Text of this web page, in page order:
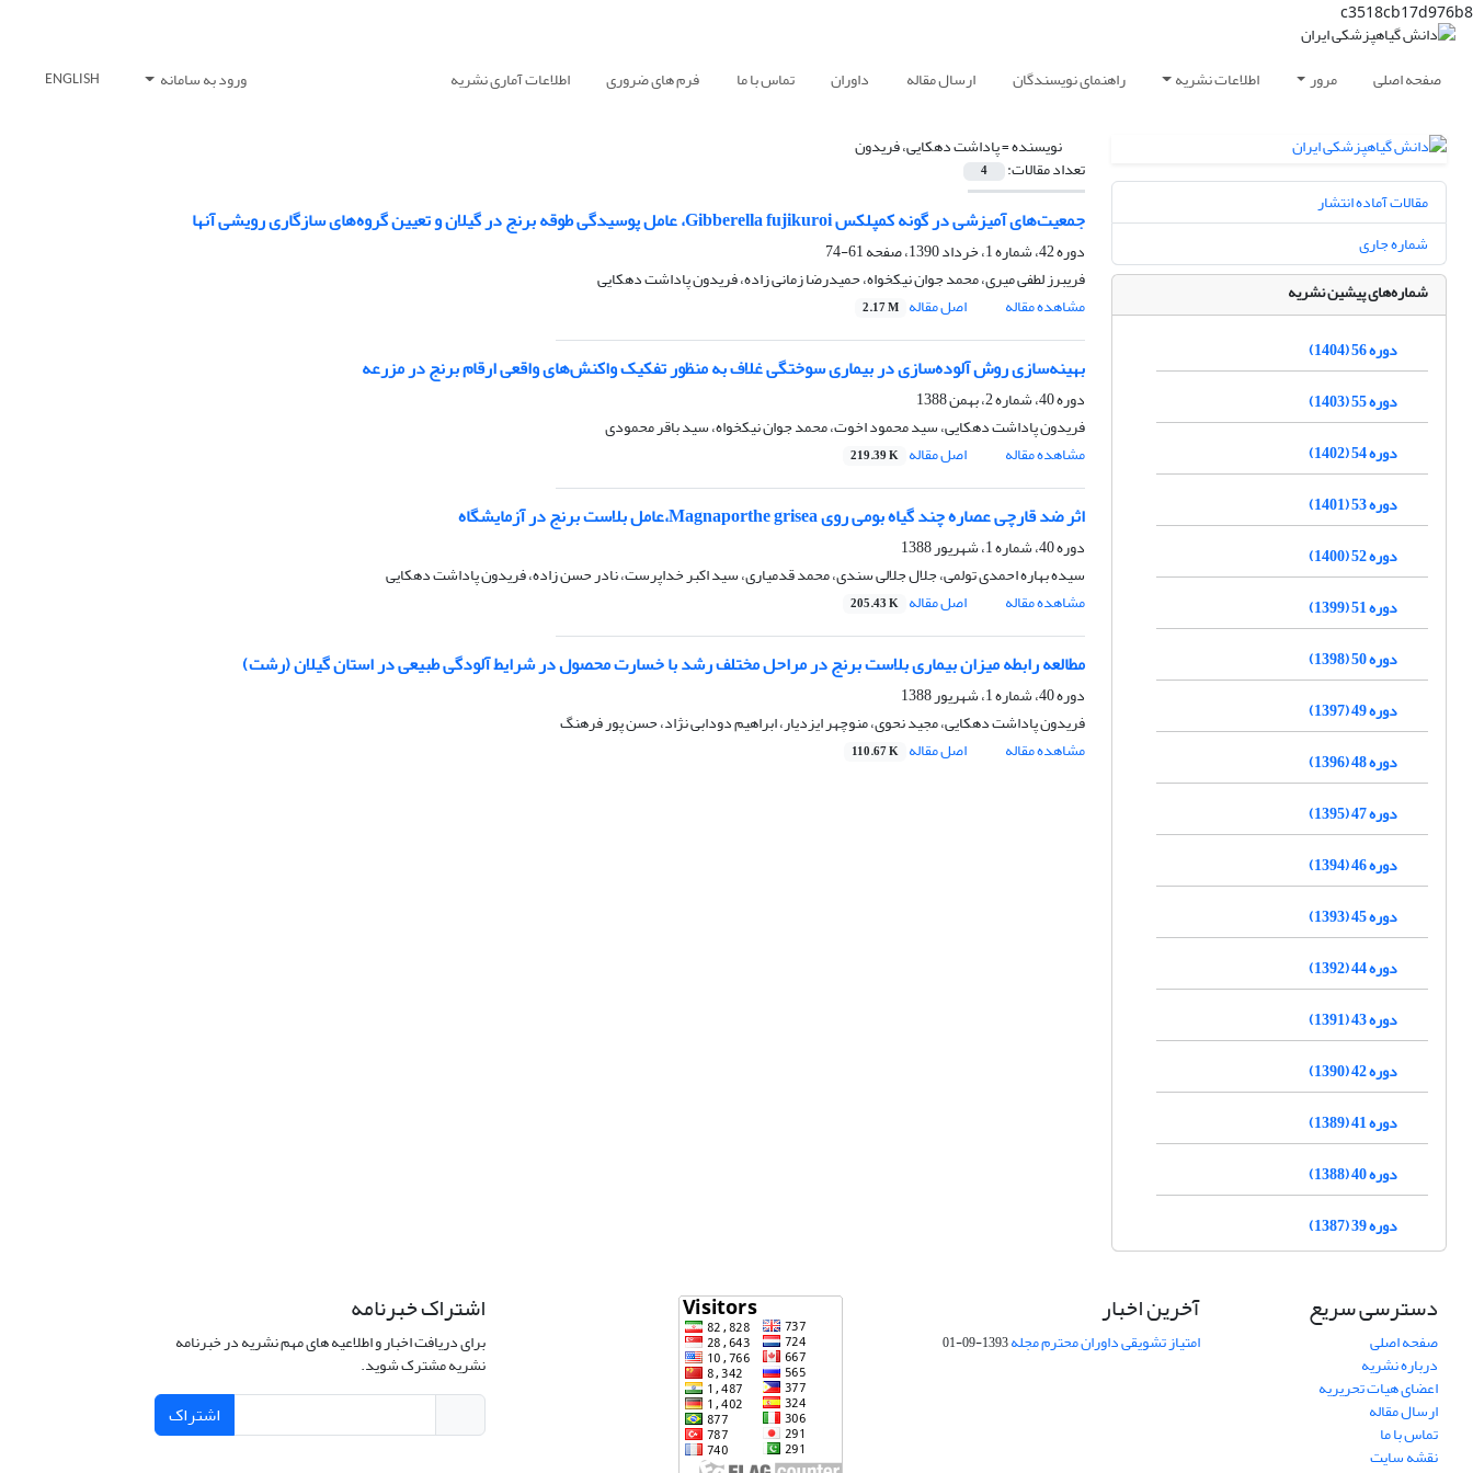
c3518cb17d976b8
صفحه اصلی مرور اطلاعات نشریه راهنمای نویسندگان ارسال مقاله داوران تماس با ما فرم های ضروری اطلاعات آماری نشریه ورود به سامانه ENGLISH
نویسنده =پاداشت دهکایی، فریدون
تعداد مقالات: 4
جمعیت‌های آمیزشی در ‌گونه کمپلکس Gibberella fujikuroi، عامل پوسیدگی طوقه برنج در گیلان و تعیین گروه‌های سازگاری رویشی آنها
دوره 42، شماره 1، خرداد 1390، صفحه
61-74
فریبرز لطفی میری، محمد جوان نیکخواه، حمیدرضا زمانی زاده، فریدون پاداشت دهکایی
مشاهده مقاله
اصل مقاله 2.17 M
بهینه‌سازی روش‌ آلوده‌سازی در بیماری سوختگی غلاف به منظور تفکیک واکنش‌های واقعی ارقام برنج در مزرعه
دوره 40، شماره 2، بهمن 1388
فریدون پاداشت دهکایی، سید محمود اخوت، محمد جوان نیکخواه، سید باقر محمودی
مشاهده مقاله
اصل مقاله 219.39 K
اثر ضد قارچی عصاره چند گیاه بومی روی Magnaporthe grisea،عامل بلاست برنج در آزمایشگاه
دوره 40، شماره 1، شهریور 1388
سیده بهاره احمدی تولمی، جلال جلالی سندی، محمد قدمیاری، سید اکبر خداپرست، نادر حسن زاده، فریدون پاداشت دهکایی
مشاهده مقاله
اصل مقاله 205.43 K
مطالعه رابطه میزان بیماری بلاست برنج در مراحل مختلف رشد‌ با خسارت محصول در شرایط آلودگی طبیعی در استان گیلان (رشت)
دوره 40، شماره 1، شهریور 1388
فریدون پاداشت دهکایی، مجید نحوی، منوچهر ایزدیار، ابراهیم دودابی نژاد، حسن پور فرهنگ
مشاهده مقاله
اصل مقاله 110.67 K
مقالات آماده انتشار
شماره جاری
شماره‌های پیشین نشریه
دوره 56 (1404)
دوره 55 (1403)
دوره 54 (1402)
دوره 53 (1401)
دوره 52 (1400)
دوره 51 (1399)
دوره 50 (1398)
دوره 49 (1397)
دوره 48 (1396)
دوره 47 (1395)
دوره 46 (1394)
دوره 45 (1393)
دوره 44 (1392)
دوره 43 (1391)
دوره 42 (1390)
دوره 41 (1389)
دوره 40 (1388)
دوره 39 (1387)
دسترسی سریع
صفحه اصلی
درباره نشریه
اعضای هیات تحریریه
ارسال مقاله
تماس با ما
نقشه سایت
آخرین اخبار
امتیاز تشویقی داوران محترم مجله1393-09-01
اشتراک خبرنامه
برای دریافت اخبار و اطلاعیه های مهم نشریه در خبرنامه
نشریه مشترک شوید.
اشتراک